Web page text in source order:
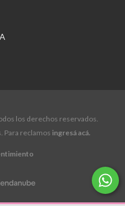
los derechos reservados.
Para reclamos ingresá acá.